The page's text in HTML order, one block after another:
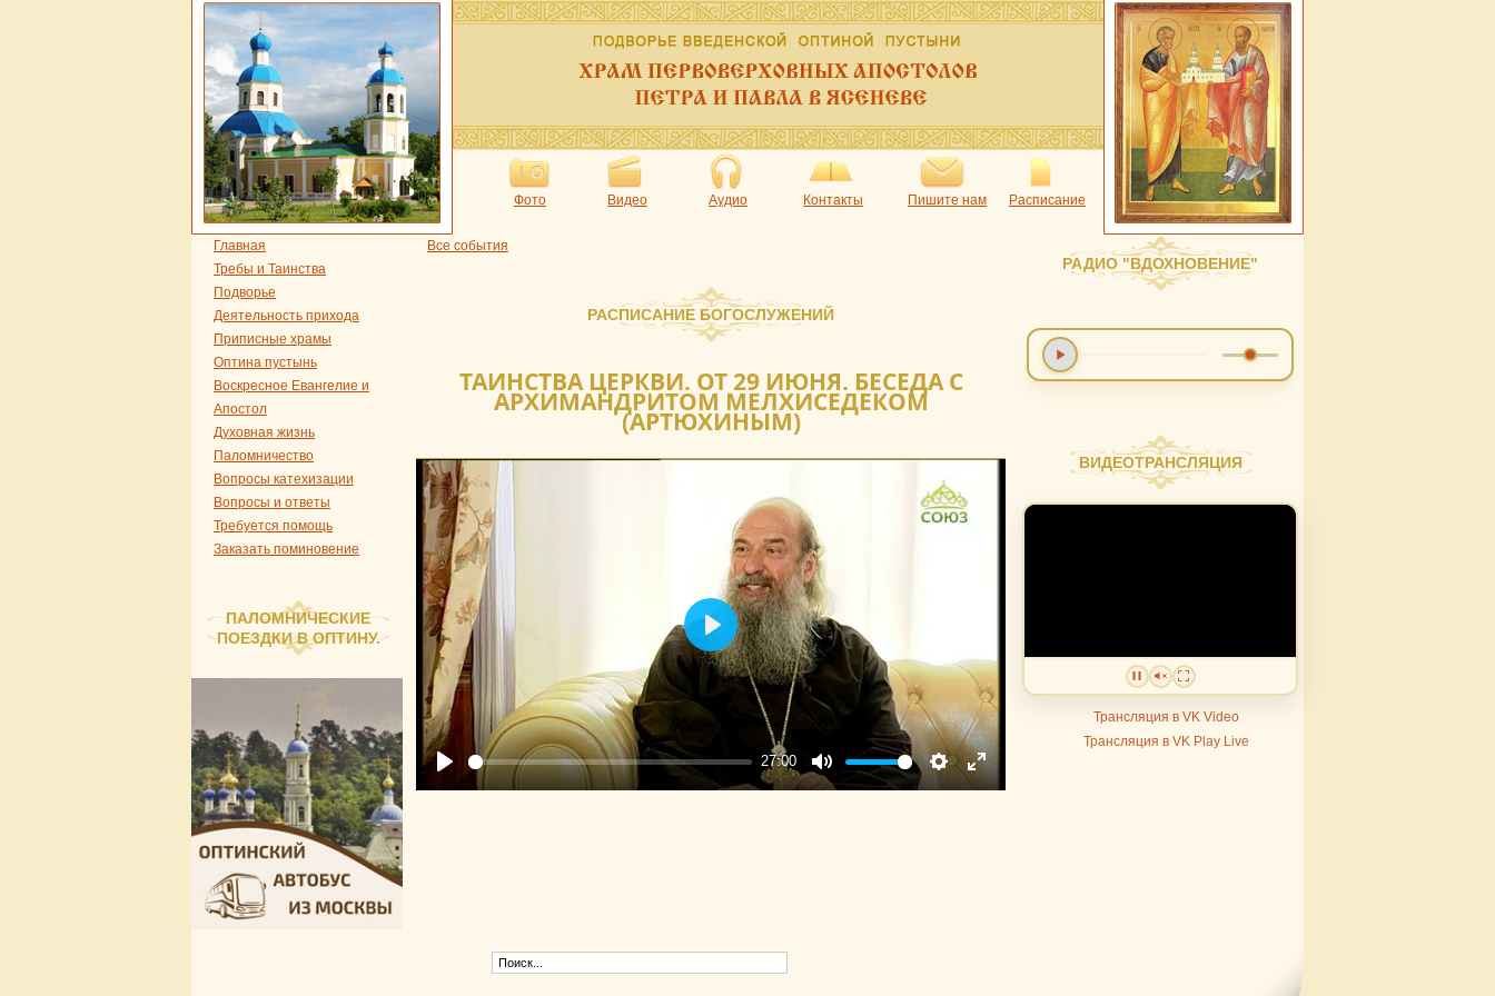
Фото Видео Аудио Контакты Пишите нам Расписание
Главная
Требы и Таинства
Подворье
Деятельность прихода
Приписные храмы
Оптина пустынь
Воскресное Евангелие и
Апостол
Духовная жизнь
Паломничество
Вопросы катехизации
Вопросы и ответы
Требуется помощь
Заказать поминовение
ПАЛОМНИЧЕСКИЕ
ПОЕЗДКИ В ОПТИНУ.
Все события
РАСПИСАНИЕ БОГОСЛУЖЕНИЙ
ТАИНСТВА ЦЕРКВИ. ОТ 29 ИЮНЯ. БЕСЕДА С
АРХИМАНДРИТОМ МЕЛХИСЕДЕКОМ
(АРТЮХИНЫМ)
27:00
Mute
Enter
Play
РАДИО "ВДОХНОВЕНИЕ"
ВИДЕОТРАНСЛЯЦИЯ
Трансляция в VK Video
Трансляция в VK Play Live